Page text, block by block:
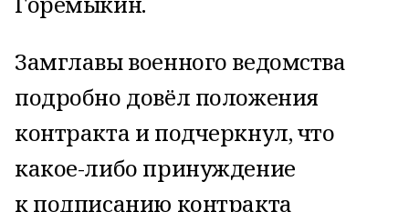
Замглавы военного ведомства
подробно довёл положения
контракта и подчеркнул, что
какое-либо принуждение
к подписанию контракта